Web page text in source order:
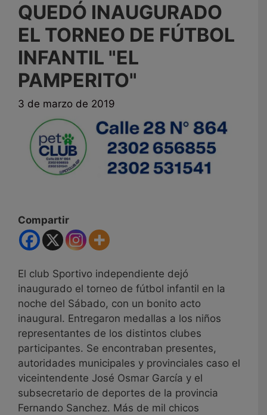
QUEDÓ INAUGURADO
EL TORNEO DE FÚTBOL
INFANTIL "EL
PAMPERITO"
3 de marzo de 2019
Compartir
El club Sportivo independiente dejó
inaugurado el torneo de fútbol infantil en la
noche del Sábado, con un bonito acto
inaugural. Entregaron medallas a los niños
representantes de los distintos clubes
participantes. Se encontraban presentes,
autoridades municipales y provinciales caso el
viceintendente José Osmar García y el
subsecretario de deportes de la provincia
Fernando Sanchez. Más de mil chicos